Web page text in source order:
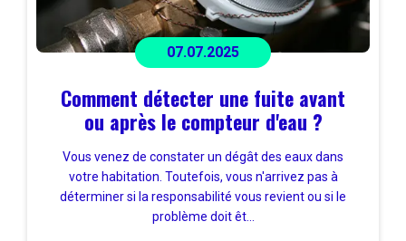
07.07.2025
Comment détecter une fuite avant
ou après le compteur d'eau ?
Vous venez de constater un dégât des eaux dans
votre habitation. Toutefois, vous n'arrivez pas à
déterminer si la responsabilité vous revient ou si le
problème doit êt...